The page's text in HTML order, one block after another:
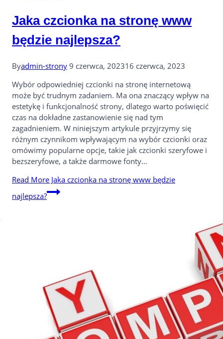
Jaka czcionka na stronę www
będzie najlepsza?
Byadmin-strony 9 czerwca, 202316 czerwca, 2023
Wybór odpowiedniej czcionki na stronę internetową
może być trudnym zadaniem. Ma ona znaczący wpływ na
estetykę i funkcjonalność strony, dlatego warto poświęcić
czas na dokładne zastanowienie się nad tym
zagadnieniem. W niniejszym artykule przyjrzymy się
różnym czynnikom wpływającym na wybór czcionki oraz
omówimy popularne opcje, takie jak czcionki szeryfowe i
bezszeryfowe, a także darmowe fonty…
Read More Jaka czcionka na stronę www będzie
najlepsza?